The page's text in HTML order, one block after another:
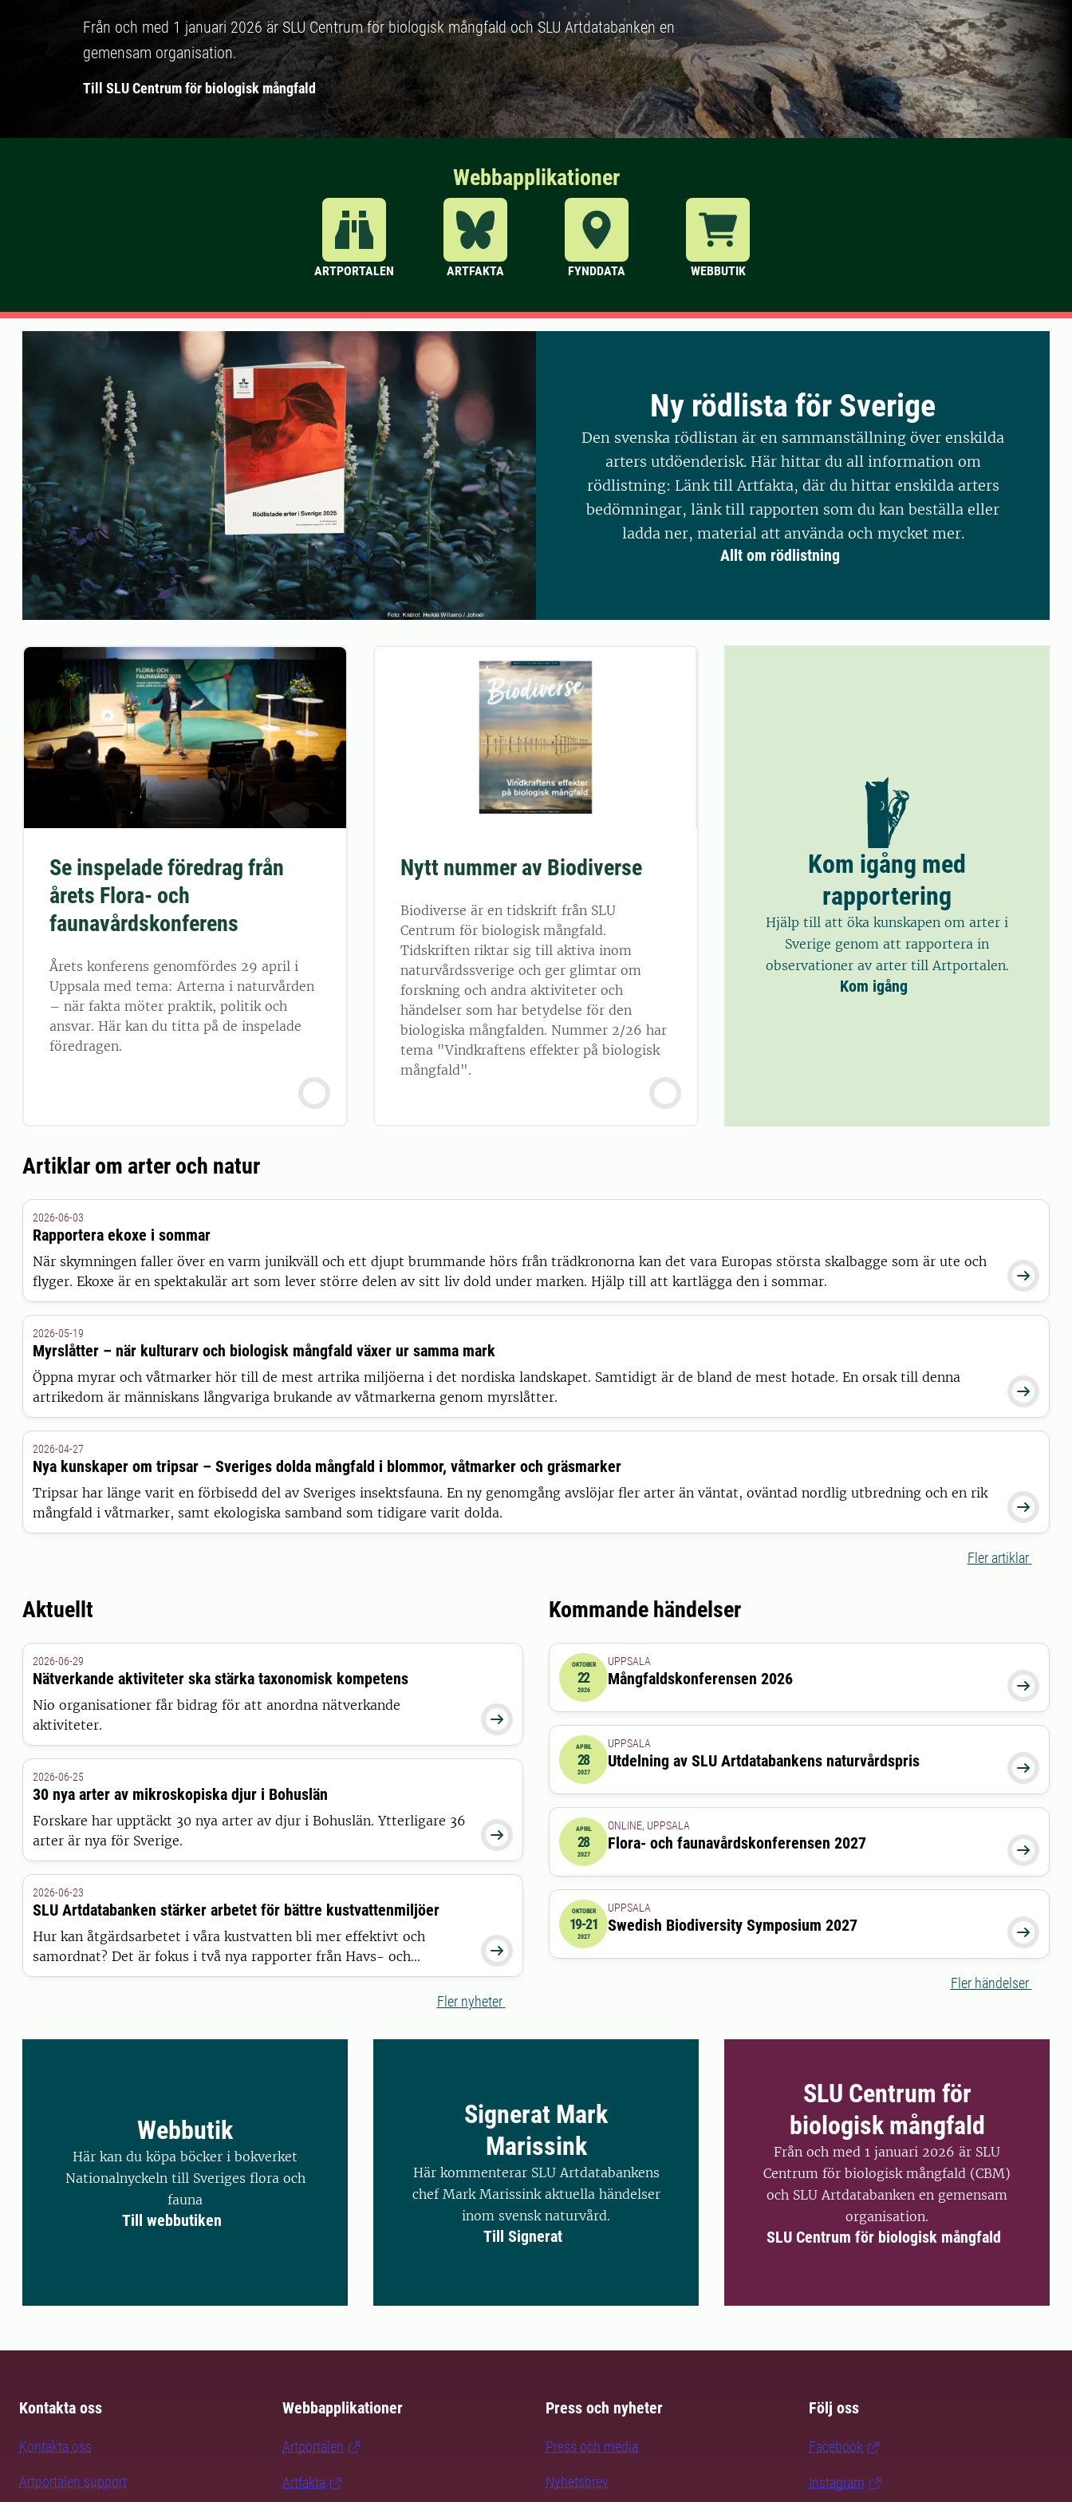
Från och med 1 januari 2026 är SLU Centrum för biologisk mångfald och SLU Artdatabanken en
gemensam organisation.
Till SLU Centrum för biologisk mångfald
Webbapplikationer
ARTPORTALEN ARTFAKTA FYNDDATA WEBBUTIK
Ny rödlista för Sverige
Den svenska rödlistan är en sammanställning över enskilda
arters utdöenderisk. Här hittar du all information om
rödlistning: Länk till Artfakta, där du hittar enskilda arters
bedömningar, länk till rapporten som du kan beställa eller
ladda ner, material att använda och mycket mer.
Allt om rödlistning
Se inspelade föredrag från
årets Flora- och
faunavårdskonferens
Årets konferens genomfördes 29 april i
Uppsala med tema: Arterna i naturvården
– när fakta möter praktik, politik och
ansvar. Här kan du titta på de inspelade
föredragen.
Nytt nummer av Biodiverse
Biodiverse är en tidskrift från SLU
Centrum för biologisk mångfald.
Tidskriften riktar sig till aktiva inom
naturvårdssverige och ger glimtar om
forskning och andra aktiviteter och
händelser som har betydelse för den
biologiska mångfalden. Nummer 2/26 har
tema "Vindkraftens effekter på biologisk
mångfald".
Kom igång med
rapportering
Hjälp till att öka kunskapen om arter i
Sverige genom att rapportera in
observationer av arter till Artportalen.
Kom igång
Artiklar om arter och natur

2026-06-03
Rapportera ekoxe i sommar
När skymningen faller över en varm junikväll och ett djupt brummande hörs från trädkronorna kan det vara Europas största skalbagge som är ute och
flyger. Ekoxe är en spektakulär art som lever större delen av sitt liv dold under marken. Hjälp till att kartlägga den i sommar.

2026-05-19
Myrslåtter – när kulturarv och biologisk mångfald växer ur samma mark
Öppna myrar och våtmarker hör till de mest artrika miljöerna i det nordiska landskapet. Samtidigt är de bland de mest hotade. En orsak till denna
artrikedom är människans långvariga brukande av våtmarkerna genom myrslåtter.

2026-04-27
Nya kunskaper om tripsar – Sveriges dolda mångfald i blommor, våtmarker och gräsmarker
Tripsar har länge varit en förbisedd del av Sveriges insektsfauna. En ny genomgång avslöjar fler arter än väntat, oväntad nordlig utbredning och en rik
mångfald i våtmarker, samt ekologiska samband som tidigare varit dolda.
Fler artiklar
Aktuellt

2026-06-29
Nätverkande aktiviteter ska stärka taxonomisk kompetens
Nio organisationer får bidrag för att anordna nätverkande
aktiviteter.

2026-06-25
30 nya arter av mikroskopiska djur i Bohuslän
Forskare har upptäckt 30 nya arter av djur i Bohuslän. Ytterligare 36
arter är nya för Sverige.

2026-06-23
SLU Artdatabanken stärker arbetet för bättre kustvattenmiljöer
Hur kan åtgärdsarbetet i våra kustvatten bli mer effektivt och
samordnat? Det är fokus i två nya rapporter från Havs- och
vattenmyndigheten, där SLU Artdatabanken varit en del av arbetet.
Fler nyheter
Kommande händelser
2026-10-22 08:00:00
OKTOBER
22
2026 
UPPSALA
Mångfaldskonferensen 2026
2027-04-28 00:00:00
APRIL
28
2027 
UPPSALA
Utdelning av SLU Artdatabankens naturvårdspris
2027-04-28 08:00:00
APRIL
28
2027 
ONLINE, UPPSALA
Flora- och faunavårdskonferensen 2027
2027-10-19 00:00:00till2027-10-21 00:00:00
OKTOBER
19-21
2027 
UPPSALA
Swedish Biodiversity Symposium 2027
Fler händelser
Webbutik
Här kan du köpa böcker i bokverket
Nationalnyckeln till Sveriges flora och
fauna
Till webbutiken
Signerat Mark
Marissink
Här kommenterar SLU Artdatabankens
chef Mark Marissink aktuella händelser
inom svensk naturvård.
Till Signerat
SLU Centrum för
biologisk mångfald
Från och med 1 januari 2026 är SLU
Centrum för biologisk mångfald (CBM)
och SLU Artdatabanken en gemensam
organisation.
SLU Centrum för biologisk mångfald
Kontakta oss
Kontakta oss
Artportalen support
Webbapplikationer
Artportalen
Artfakta
Press och nyheter
Press och media
Nyhetsbrev
Följ oss
Facebook
Instagram